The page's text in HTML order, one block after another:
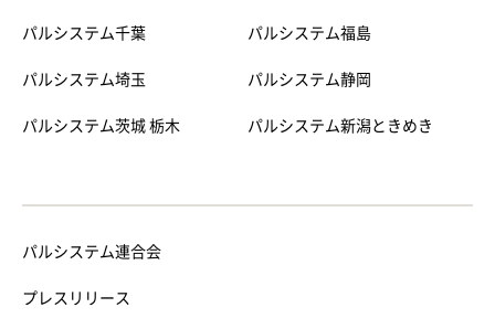
パルシステム千葉
パルシステム埼玉
パルシステム茨城 栃木
パルシステム福島
パルシステム静岡
パルシステム新潟ときめき
パルシステム連合会
プレスリリース